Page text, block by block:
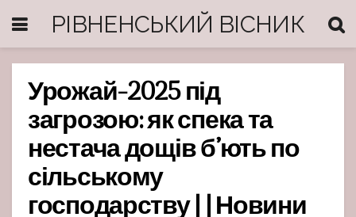
РІВНЕНСЬКИЙ ВІСНИК
Урожай-2025 під
загрозою: як спека та
нестача дощів б’ють по
сільському
господарству | | Новини